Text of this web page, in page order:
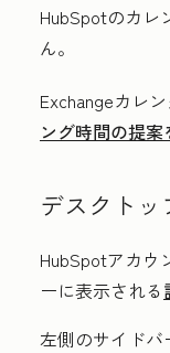
HubSpotのカレ
ん。
Exchangeカレ
ング時間の提案
デスクトッ
HubSpotアカウ
ーに表示される
左側のサイドバ